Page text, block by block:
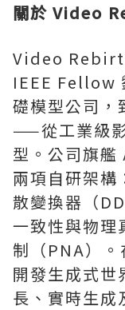
關於 Video
Video
IEEE Fellow
礎模型公司，
——從工業級
型。公司旗艦
兩項自研架構
散變換器（
一致性與物理
制（PNA）
開發生成式世
長、實時生成